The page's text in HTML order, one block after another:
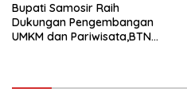
Bupati Samosir Raih
Dukungan Pengembangan
UMKM dan Pariwisata,BTN